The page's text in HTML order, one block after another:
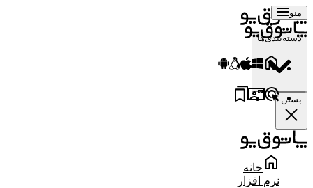
منو
دسته‌بندی‌ها
بستن
خانه
نرم افزار